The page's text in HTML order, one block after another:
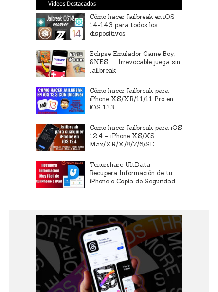
Videos Destacados
Cómo hacer Jailbreak en iOS
14-14.3 para todos los
dispositivos
Eclipse Emulador Game Boy,
SNES … Irrevocable juega sin
Jailbreak
Cómo hacer Jailbreak para
iPhone XS/XR/11/11 Pro en
iOS 13.3
Como hacer Jailbreak para iOS
12.4 – iPhone XS/XS
Max/XR/X/8/7/6/SE
Tenorshare UltData –
Recupera Información de tu
iPhone o Copia de Seguridad